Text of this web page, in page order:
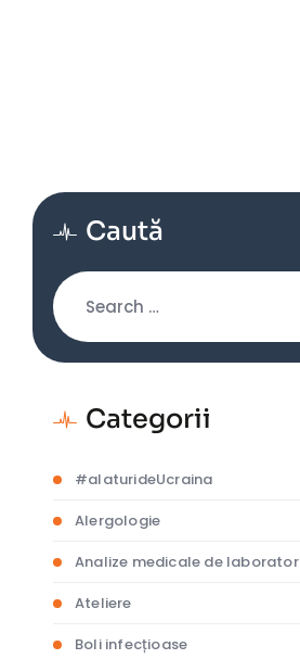
Caută
Categorii
#alaturideUcraina
Alergologie
Analize medicale de laborator
Ateliere
Boli infecțioase